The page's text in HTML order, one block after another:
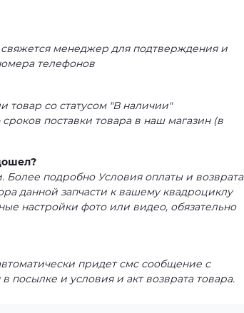
менеджер для подтверждения и
телефонов
товар со статусом "В наличии"
поставки товара в наш магазин (в
Более подробно Условия оплаты и возврата
данной запчасти к вашему квадроциклу
настройки фото или видео, обязательно
придет смс сообщение с
посылке и условия и акт возврата товара.